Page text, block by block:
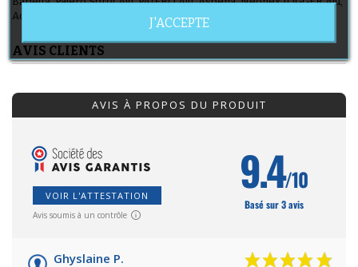
Active, York et autres modèles,
AVIS CLIENTS
AVIS À PROPOS DU PRODUIT
VOIR L'ATTESTATION
Avis soumis à un contrôle
9.4/10
Basé sur 3 avis
Ghyslaine P.
J'ACCEPTE